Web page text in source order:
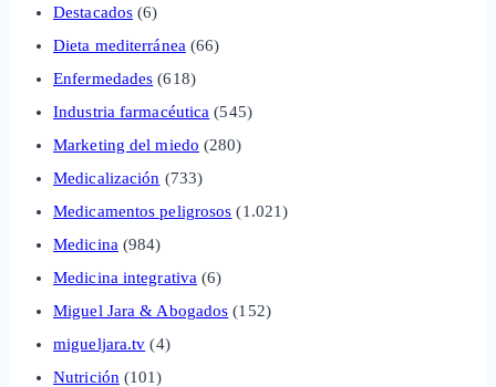
Destacados (6)
Dieta mediterránea (66)
Enfermedades (618)
Industria farmacéutica (545)
Marketing del miedo (280)
Medicalización (733)
Medicamentos peligrosos (1.021)
Medicina (984)
Medicina integrativa (6)
Miguel Jara & Abogados (152)
migueljara.tv (4)
Nutrición (101)